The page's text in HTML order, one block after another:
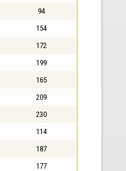
94
154
172
199
165
209
230
114
187
177